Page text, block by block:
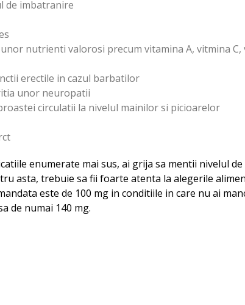
de imbatranire
nutrienti valorosi precum vitamina A, vitmina C,
erectile in cazul barbatilor
unor neuropatii
circulatii la nivelul mainilor si picioarelor
enumerate mai sus, ai grija sa mentii nivelul
asta, trebuie sa fii foarte atenta la alegerile
este de 100 mg in conditiile in care nu ai
de numai 140 mg.